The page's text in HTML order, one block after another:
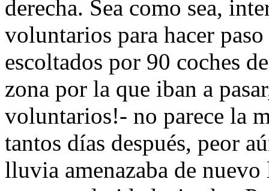
derecha. Sea como sea,
voluntarios para hacer
escoltados por 90 coches
zona por la que iban a
voluntarios!- no parece la
tantos días después, peor
lluvia amenazaba de